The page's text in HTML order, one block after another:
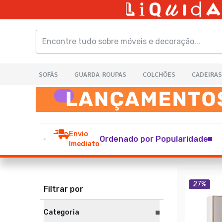
Envio
Imediato
Ordenado por Popularidade
Filtrar por
Categoria
27%